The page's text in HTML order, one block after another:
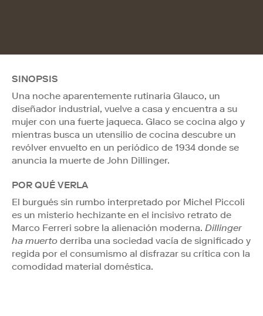
SINOPSIS
Una noche aparentemente rutinaria Glauco, un
diseñador industrial, vuelve a casa y encuentra a su
mujer con una fuerte jaqueca. Glaco se cocina algo y
mientras busca un utensilio de cocina descubre un
revólver envuelto en un periódico de 1934 donde se
anuncia la muerte de John Dillinger.
POR QUÉ VERLA
El burgués sin rumbo interpretado por Michel Piccoli
es un misterio hechizante en el incisivo retrato de
Marco Ferreri sobre la alienación moderna. Dillinger
ha muerto derriba una sociedad vacía de significado y
regida por el consumismo al disfrazar su crítica con la
comodidad material doméstica.